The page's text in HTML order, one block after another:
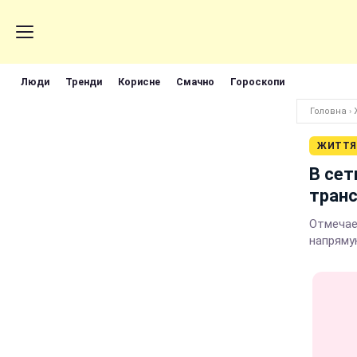
Люди Тренди Корисне Смачно Гороскопи
Головна ›
ЖИТТЯ
В